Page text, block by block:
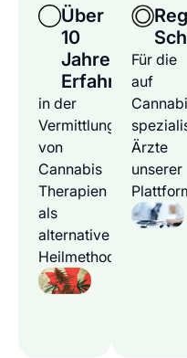
Über
10
Jahre
Erfahrung
in der
Vermittlung
von
Cannabis
Therapien
als
alternative
Heilmethode
Für die
auf
Ärzte
unserer